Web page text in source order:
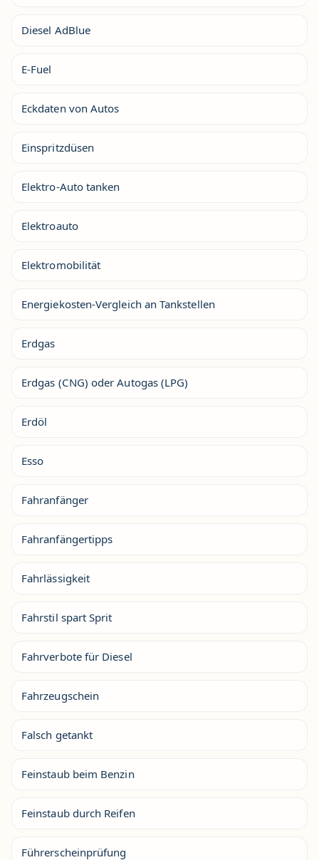
Diesel AdBlue
E-Fuel
Eckdaten von Autos
Einspritzdüsen
Elektro-Auto tanken
Elektroauto
Elektromobilität
Energiekosten-Vergleich an Tankstellen
Erdgas
Erdgas (CNG) oder Autogas (LPG)
Erdöl
Esso
Fahranfänger
Fahranfängertipps
Fahrlässigkeit
Fahrstil spart Sprit
Fahrverbote für Diesel
Fahrzeugschein
Falsch getankt
Feinstaub beim Benzin
Feinstaub durch Reifen
Führerscheinprüfung